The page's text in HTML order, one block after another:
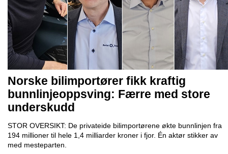
Norske bilimportører fikk kraftig
bunnlinjeoppsving: Færre med store
underskudd
STOR OVERSIKT: De privateide bilimportørene økte bunnlinjen fra
194 millioner til hele 1,4 milliarder kroner i fjor. Én aktør stikker av
med mesteparten.